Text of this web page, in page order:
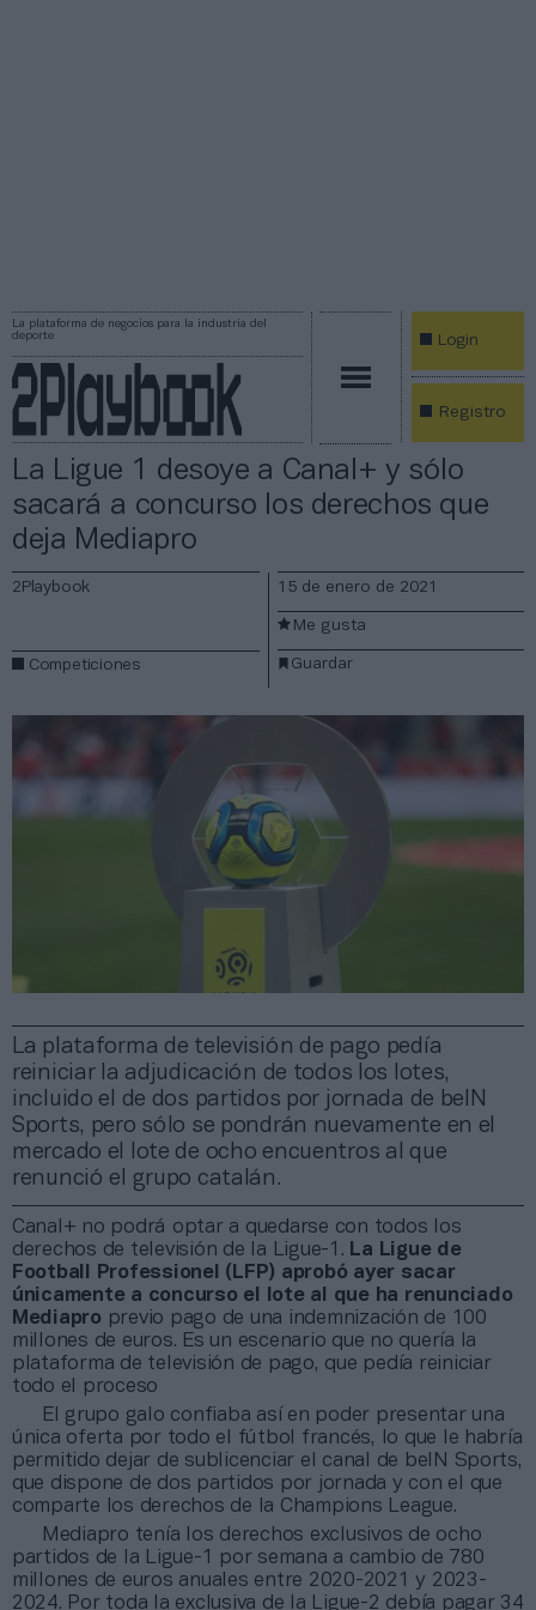
La plataforma de negocios para la industria del
deporte
Login
Registro
La Ligue 1 desoye a Canal+ y sólo
sacará a concurso los derechos que
deja Mediapro
La plataforma de televisión de pago pedía
reiniciar la adjudicación de todos los lotes,
incluido el de dos partidos por jornada de beIN
Sports, pero sólo se pondrán nuevamente en el
mercado el lote de ocho encuentros al que
renunció el grupo catalán.
2Playbook
Competiciones
15 de enero de 2021
Guardar
Me gusta
Canal+ no podrá optar a quedarse con todos los
derechos de televisión de la Ligue-1. La Ligue de
Football Professionel (LFP) aprobó ayer sacar
únicamente a concurso el lote al que ha renunciado
Mediapro previo pago de una indemnización de 100
millones de euros. Es un escenario que no quería la
plataforma de televisión de pago, que pedía reiniciar
todo el proceso
El grupo galo confiaba así en poder presentar una
única oferta por todo el fútbol francés, lo que le habría
permitido dejar de sublicenciar el canal de beIN Sports,
que dispone de dos partidos por jornada y con el que
comparte los derechos de la Champions League.
Mediapro tenía los derechos exclusivos de ocho
partidos de la Ligue-1 por semana a cambio de 780
millones de euros anuales entre 2020-2021 y 2023-
2024. Por toda la exclusiva de la Ligue-2 debía pagar 34